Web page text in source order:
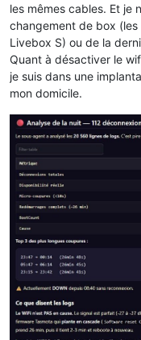
les mêmes cables. Et je
changement de box
Livebox S) ou de la
Quant à désactiver le
je suis dans une
mon domicile.